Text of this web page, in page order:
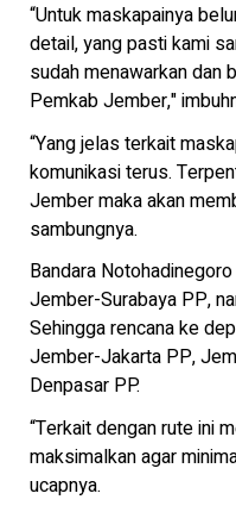
“Untuk maskapainya
detail, yang pasti kami
sudah menawarkan dan
Pemkab Jember,"
“Yang jelas terkait
komunikasi terus.
Jember maka akan
sambungnya.
Bandara
Jember-Surabaya PP,
Sehingga rencana ke
Jember-Jakarta PP,
Denpasar PP.
“Terkait dengan rute ini
maksimalkan agar
ucapnya.